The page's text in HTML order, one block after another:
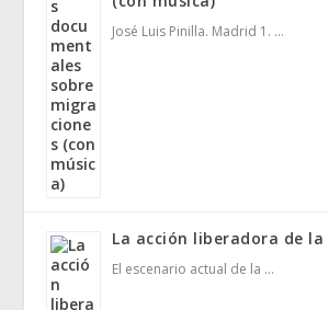
José Luis Pinilla. Madrid 1. …
La acción liberadora de la
El escenario actual de la …